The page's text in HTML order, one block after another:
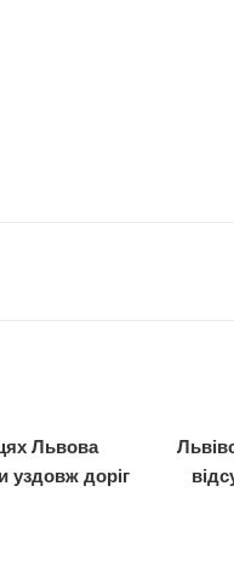
Львова
уздовж доріг